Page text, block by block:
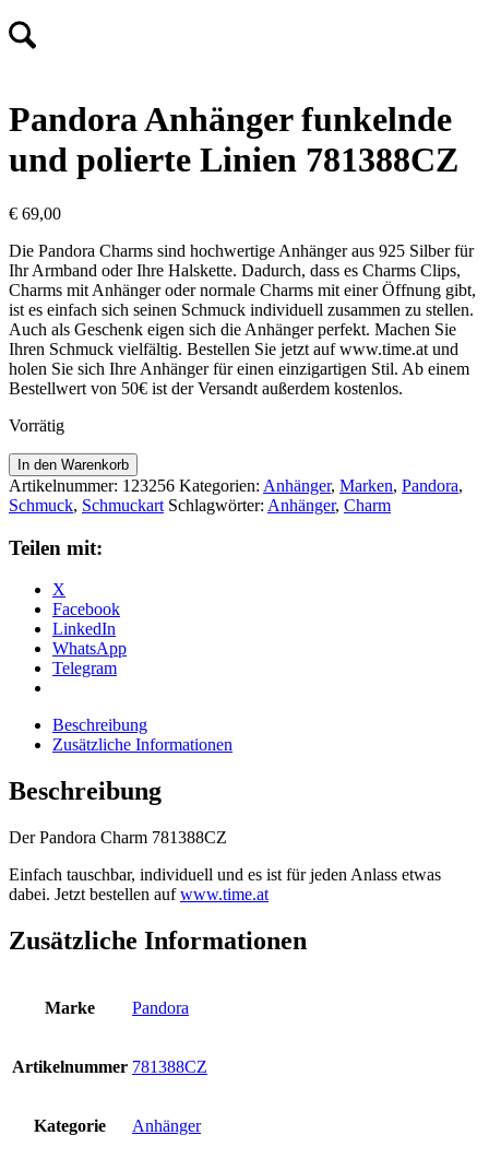
Pandora Anhänger funkelnde
und polierte Linien 781388CZ
€ 69,00
Die Pandora Charms sind hochwertige Anhänger aus 925 Silber für
Ihr Armband oder Ihre Halskette. Dadurch, dass es Charms Clips,
Charms mit Anhänger oder normale Charms mit einer Öffnung gibt,
ist es einfach sich seinen Schmuck individuell zusammen zu stellen.
Auch als Geschenk eigen sich die Anhänger perfekt. Machen Sie
Ihren Schmuck vielfältig. Bestellen Sie jetzt auf www.time.at und
holen Sie sich Ihre Anhänger für einen einzigartigen Stil. Ab einem
Bestellwert von 50€ ist der Versandt außerdem kostenlos.
Vorrätig
Pandora
Anhänger
funkelnde
polierte
Linien
781388CZ
Menge
In den Warenkorb
Artikelnummer: 123256 Kategorien: Anhänger, Marken, Pandora,
Schmuck, Schmuckart Schlagwörter: Anhänger, Charm
Teilen mit:
X
Facebook
LinkedIn
WhatsApp
Telegram
Beschreibung
Zusätzliche Informationen
Beschreibung
Der Pandora Charm 781388CZ
Einfach tauschbar, individuell und es ist für jeden Anlass etwas
dabei. Jetzt bestellen aufwww.time.at
Zusätzliche Informationen
Marke Pandora
Artikelnummer 781388CZ
Kategorie Anhänger